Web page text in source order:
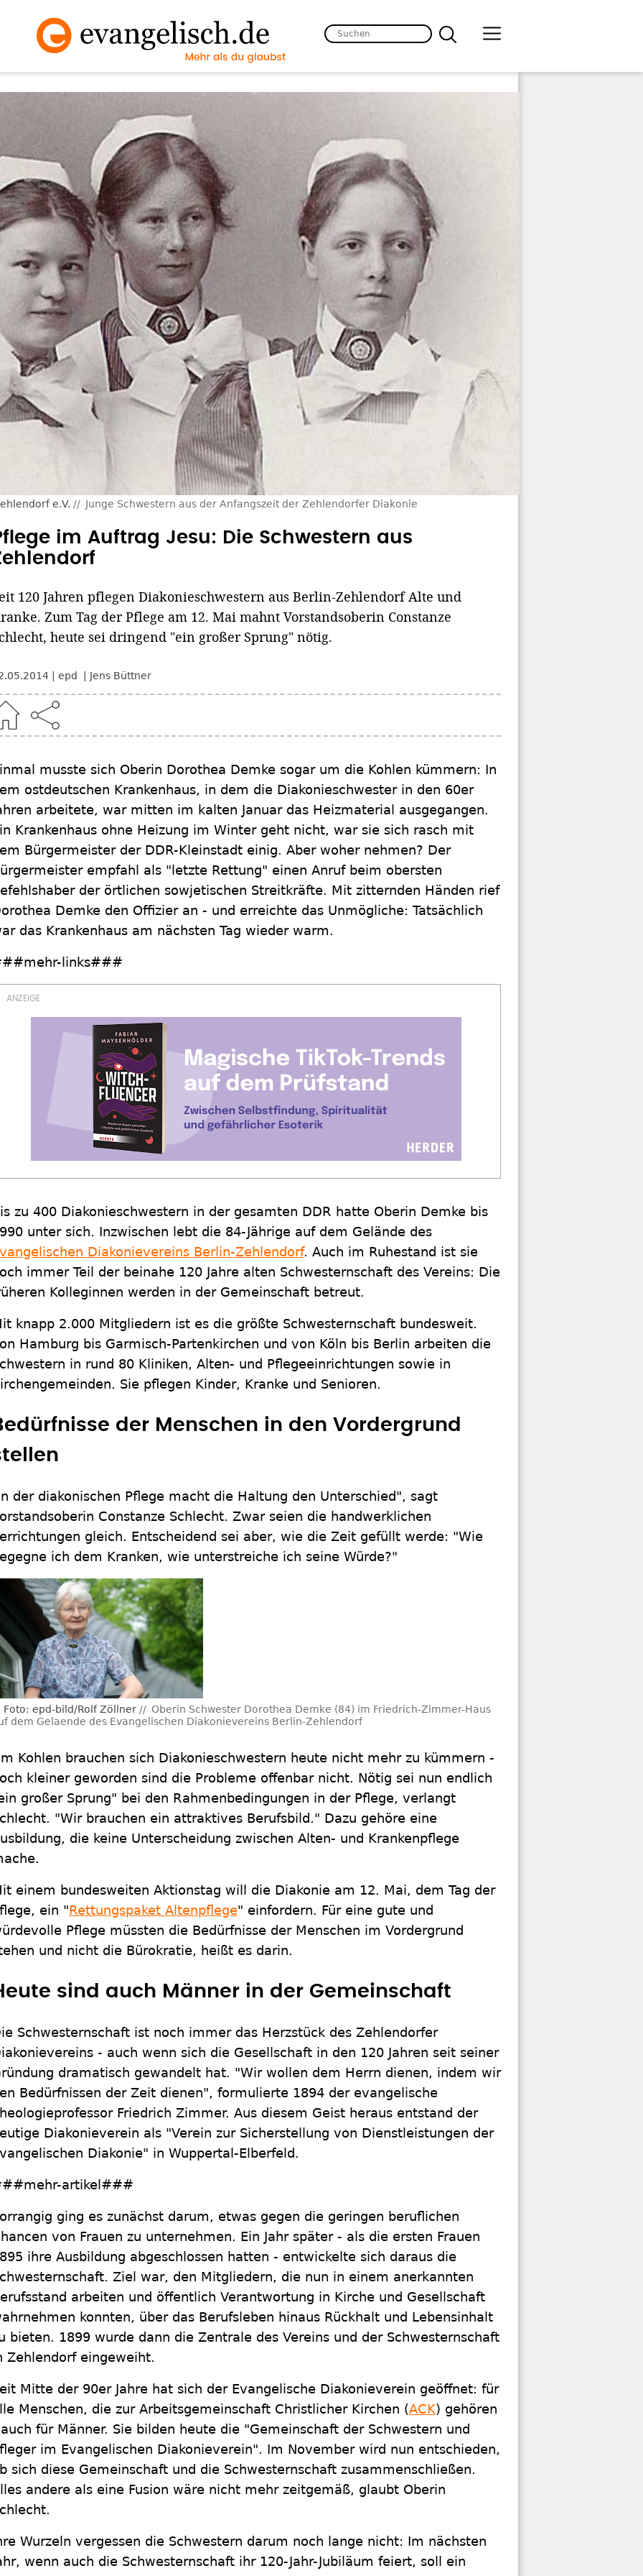
e.V. Junge Schwestern aus der Anfangszeit der Zehlendorfer Diakonie
im Auftrag Jesu: Die Schwestern aus
120 Jahren pflegen Diakonieschwestern aus Berlin-Zehlendorf Alte und
Zum Tag der Pflege am 12. Mai mahnt Vorstandsoberin Constanze
heute sei dringend "ein großer Sprung" nötig.
epd Jens Büttner
musste sich Oberin Dorothea Demke sogar um die Kohlen kümmern: In
ostdeutschen Krankenhaus, in dem die Diakonieschwester in den 60er
arbeitete, war mitten im kalten Januar das Heizmaterial ausgegangen.
Krankenhaus ohne Heizung im Winter geht nicht, war sie sich rasch mit
Bürgermeister der DDR-Kleinstadt einig. Aber woher nehmen? Der
empfahl als "letzte Rettung" einen Anruf beim obersten
der örtlichen sowjetischen Streitkräfte. Mit zitternden Händen rief
Demke den Offizier an - und erreichte das Unmögliche: Tatsächlich
das Krankenhaus am nächsten Tag wieder warm.
links###
zu 400 Diakonieschwestern in der gesamten DDR hatte Oberin Demke bis
unter sich. Inzwischen lebt die 84-Jährige auf dem Gelände des
Diakonievereins Berlin-Zehlendorf. Auch im Ruhestand ist sie
immer Teil der beinahe 120 Jahre alten Schwesternschaft des Vereins: Die
Kolleginnen werden in der Gemeinschaft betreut.
knapp 2.000 Mitgliedern ist es die größte Schwesternschaft bundesweit.
Hamburg bis Garmisch-Partenkirchen und von Köln bis Berlin arbeiten die
in rund 80 Kliniken, Alten- und Pflegeeinrichtungen sowie in
Sie pflegen Kinder, Kranke und Senioren.
der Menschen in den Vordergrund
der diakonischen Pflege macht die Haltung den Unterschied", sagt
Constanze Schlecht. Zwar seien die handwerklichen
gleich. Entscheidend sei aber, wie die Zeit gefüllt werde: "Wie
ich dem Kranken, wie unterstreiche ich seine Würde?"
Foto: epd-bild/Rolf Zöllner
Oberin Schwester Dorothea Demke (84) im Friedrich-Zimmer-Haus
dem Gelaende des Evangelischen Diakonievereins Berlin-Zehlendorf
Kohlen brauchen sich Diakonieschwestern heute nicht mehr zu kümmern -
kleiner geworden sind die Probleme offenbar nicht. Nötig sei nun endlich
großer Sprung" bei den Rahmenbedingungen in der Pflege, verlangt
"Wir brauchen ein attraktives Berufsbild." Dazu gehöre eine
die keine Unterscheidung zwischen Alten- und Krankenpflege
einem bundesweiten Aktionstag will die Diakonie am 12. Mai, dem Tag der
ein "Rettungspaket Altenpflege" einfordern. Für eine gute und
Pflege müssten die Bedürfnisse der Menschen im Vordergrund
und nicht die Bürokratie, heißt es darin.
sind auch Männer in der Gemeinschaft
Schwesternschaft ist noch immer das Herzstück des Zehlendorfer
- auch wenn sich die Gesellschaft in den 120 Jahren seit seiner
dramatisch gewandelt hat. "Wir wollen dem Herrn dienen, indem wir
Bedürfnissen der Zeit dienen", formulierte 1894 der evangelische
Friedrich Zimmer. Aus diesem Geist heraus entstand der
Diakonieverein als "Verein zur Sicherstellung von Dienstleistungen der
Diakonie" in Wuppertal-Elberfeld.
artikel###
ging es zunächst darum, etwas gegen die geringen beruflichen
von Frauen zu unternehmen. Ein Jahr später - als die ersten Frauen
ihre Ausbildung abgeschlossen hatten - entwickelte sich daraus die
Ziel war, den Mitgliedern, die nun in einem anerkannten
arbeiten und öffentlich Verantwortung in Kirche und Gesellschaft
konnten, über das Berufsleben hinaus Rückhalt und Lebensinhalt
bieten. 1899 wurde dann die Zentrale des Vereins und der Schwesternschaft
Zehlendorf eingeweiht.
Mitte der 90er Jahre hat sich der Evangelische Diakonieverein geöffnet: für
Menschen, die zur Arbeitsgemeinschaft Christlicher Kirchen (ACK) gehören
für Männer. Sie bilden heute die "Gemeinschaft der Schwestern und
im Evangelischen Diakonieverein". Im November wird nun entschieden,
sich diese Gemeinschaft und die Schwesternschaft zusammenschließen.
andere als eine Fusion wäre nicht mehr zeitgemäß, glaubt Oberin
Wurzeln vergessen die Schwestern darum noch lange nicht: Im nächsten
wenn auch die Schwesternschaft ihr 120-Jahr-Jubiläum feiert, soll ein